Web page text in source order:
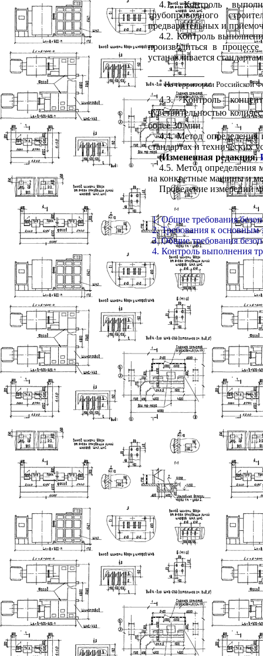
4.1. Контроль
трубопроводного
предварительных и
4.2. Контроль
производиться в
устанавливается
____________
*На территории Российской
4.3. Контроль
чувствительностью
более 30 мин.
4.4. Метод
стандартах и
(Измененная редакция,
4.5. Метод определения
на конкретные машины и
Проведение измерений
1. Общие требования
2. Требования к основным
3. Общие требования
4. Контроль выполнения